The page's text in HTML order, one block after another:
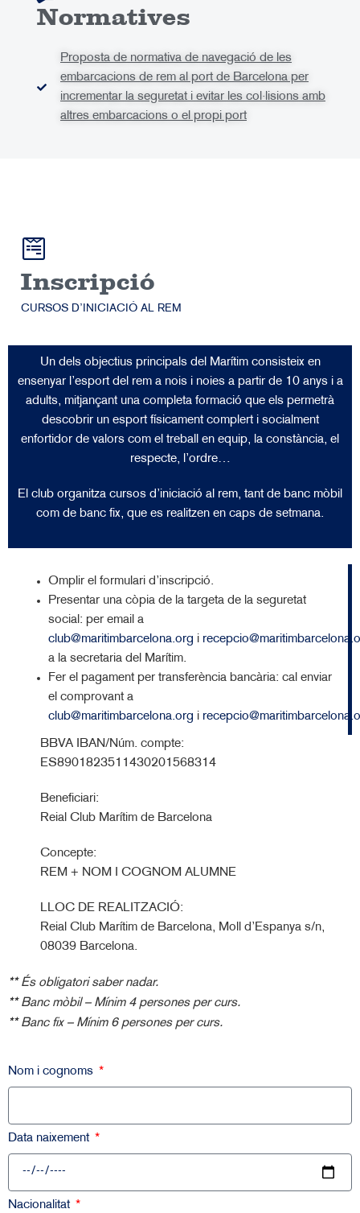
Normatives
Proposta de normativa de navegació de les
embarcacions de rem al port de Barcelona per
incrementar la seguretat i evitar les col·lisions amb
altres embarcacions o el propi port
Inscripció
CURSOS D’INICIACIÓ AL REM
Un dels objectius principals del Marítim consisteix en
ensenyar l’esport del rem a nois i noies a partir de 10 anys i a
adults, mitjançant una completa formació que els permetrà
descobrir un esport físicament complert i socialment
enfortidor de valors com el treball en equip, la constància, el
respecte, l’ordre…
El club organitza cursos d’iniciació al rem, tant de banc mòbil
com de banc fix, que es realitzen en caps de setmana.
Omplir el formulari d’inscripció.
Presentar una còpia de la targeta de la seguretat
social: per email a
club@maritimbarcelona.org i
a la secretaria del Marítim.
Fer el pagament per transferència bancària: cal enviar
el comprovant a
club@maritimbarcelona.org i
BBVA IBAN/Núm. compte:
ES8901823511430201568314
Beneficiari:
Reial Club Marítim de Barcelona
Concepte:
REM + NOM I COGNOM ALUMNE
LLOC DE REALITZACIÓ:
Reial Club Marítim de Barcelona, Moll d’Espanya s/n,
08039 Barcelona.
**És obligatori saber nadar.
**Banc mòbil – Mínim 4 persones per curs.
**Banc fix – Mínim 6 persones per curs.
Nom i cognoms
Data naixement
Nacionalitat